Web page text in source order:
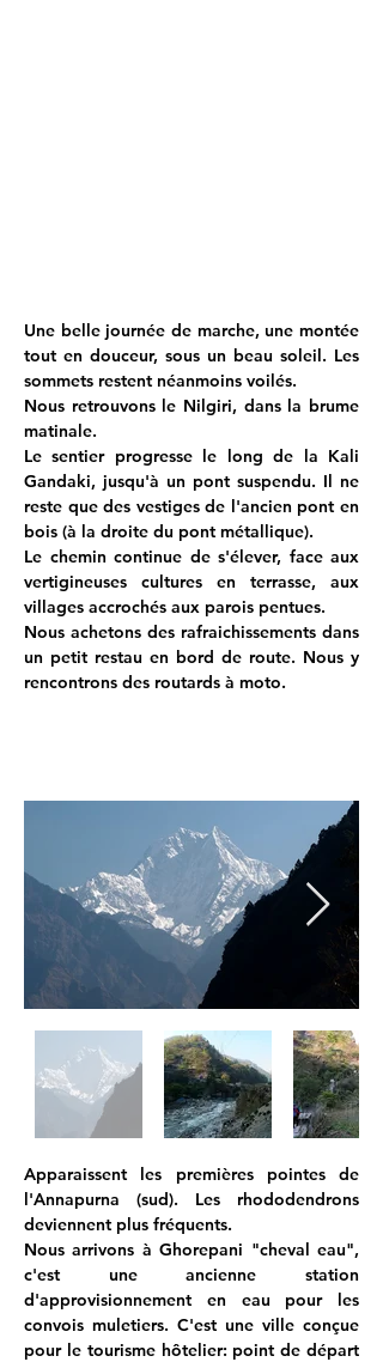
Une belle journée de marche, une montée
tout en douceur, sous un beau soleil. Les
sommets restent néanmoins voilés.
Nous retrouvons le Nilgiri, dans la brume
matinale.
Le sentier progresse le long de la Kali
Gandaki, jusqu'à un pont suspendu. Il ne
reste que des vestiges de l'ancien pont en
bois (à la droite du pont métallique).
Le chemin continue de s'élever, face aux
vertigineuses cultures en terrasse, aux
villages accrochés aux parois pentues.
Nous achetons des rafraichissements dans
un petit restau en bord de route. Nous y
rencontrons des routards à moto.
Apparaissent les premières pointes de
l'Annapurna (sud). Les rhododendrons
deviennent plus fréquents.
Nous arrivons à Ghorepani "cheval eau",
c'est une ancienne station
d'approvisionnement en eau pour les
convois muletiers. C'est une ville conçue
pour le tourisme hôtelier: point de départ